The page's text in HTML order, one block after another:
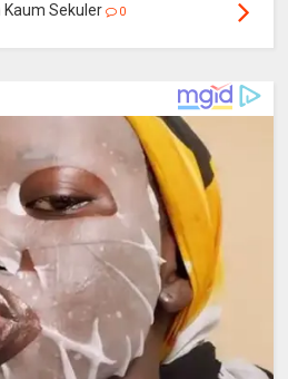
Sekuler 0